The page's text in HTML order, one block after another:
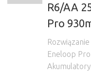
R6/AA
Pro
Eneloop